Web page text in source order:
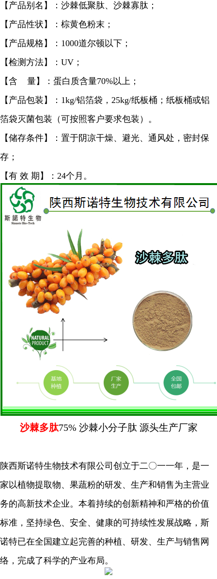
【产品别名】：沙棘低聚肽、沙棘寡肽；
【产品性状】：棕黄色粉末；
【产品规格】：1000道尔顿以下；
【检测方法】：UV；
【含 量】：蛋白质含量70%以上；
【产品包装】：1kg/铝箔袋，25kg/纸板桶；纸板桶或铝
箔袋灭菌包装（可按照客户要求包装）。
【储存条件】：置于阴凉干燥、避光、通风处，密封保
存；
【有 效 期】：24个月。
沙棘多肽75% 沙棘小分子肽 源头生产厂家
陕西斯诺特生物技术有限公司创立于二〇一一年，是一
家以植物提取物、果蔬粉的研发、生产和销售为主营业
务的高新技术企业。本着持续的创新精神和严格的价值
标准，坚持绿色、安全、健康的可持续性发展战略，斯
诺特已在全国建立起完善的种植、研发、生产与销售网
络，完成了科学的产业布局。